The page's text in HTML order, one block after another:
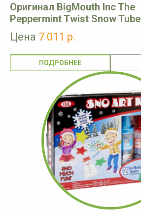
Оригинал BigMouth Inc The
Peppermint Twist Snow Tube
Цена 7 011 р.
ПОДРОБНЕЕ